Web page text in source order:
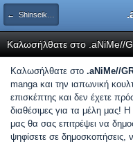
← Shinseiki Evangelion
Καλωσήλθατε στο .aNiMe//
Καλωσήλθατε στο .aNiMe//
manga και την ιαπωνική
επισκέπτης και δεν έχετε
διαθέσιμες για τα μέλη μας!
μας θα σας επιτρέψει να
ψηφίσετε σε δημοσκοπήσεις,